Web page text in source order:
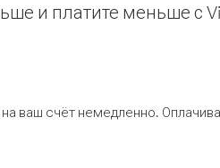
и платите меньше с
ваш счёт немедленно.